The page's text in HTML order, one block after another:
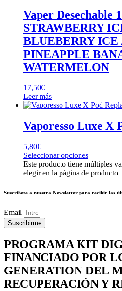
Vaper Desechable
STRAWBERRY
BLUEBERRY
PINEAPPLE
WATERMELON
17,50€
Leer más
Vaporesso Luxe X
5,80€
Seleccionar opciones
Este producto tiene múltiples
elegir en la página de producto
Suscríbete a nuestra Newsletter para recibir las
Email
Suscribirme
PROGRAMA KIT
FINANCIADO POR
GENERATION DEL
RECUPERACIÓN Y